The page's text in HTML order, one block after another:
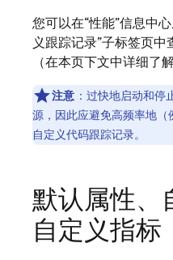
您可以在“性能”信息中
义跟踪记录”子标签页
（在本页下文中详细了
注意 ：过快地启动和停
源，因此应避免高频率地
自定义代码跟踪记录。
默认属性、
自定义指标